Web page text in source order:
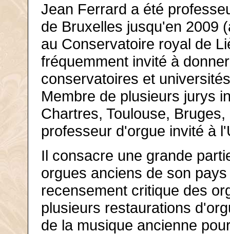
Jean Ferrard a été
de Bruxelles jusqu'en 2009
au Conservatoire royal de
fréquemment invité à
conservatoires et
Membre de plusieurs jurys
Chartres, Toulouse,
professeur d'orgue invité à
Il consacre une grande
orgues anciens de son
recensement critique des
plusieurs restaurations
de la musique ancienne